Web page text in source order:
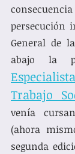
persecución
General de
Trabajo
venía
(ahora
segunda